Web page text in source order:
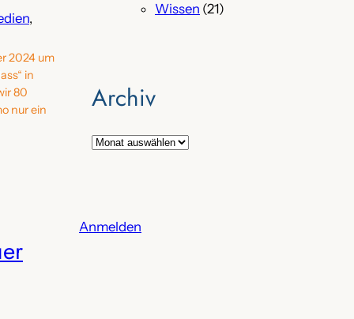
2024 um
in
80
nur ein
Wissen (21)
Archiv
A
i
Anmelden